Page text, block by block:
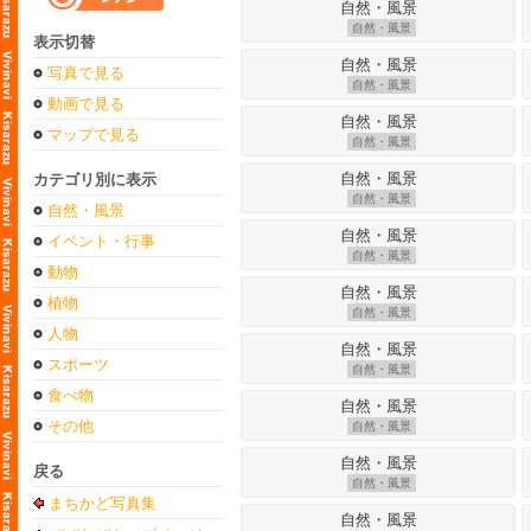
表示切替
写真で見る
動画で見る
マップで見る
カテゴリ別に表示
自然・風景
イベント・行事
動物
植物
人物
スポーツ
食べ物
その他
戻る
まちかど写真集
自然・風景
自然・風景
自然・風景
自然・風景
自然・風景
自然・風景
自然・風景
自然・風景
自然・風景